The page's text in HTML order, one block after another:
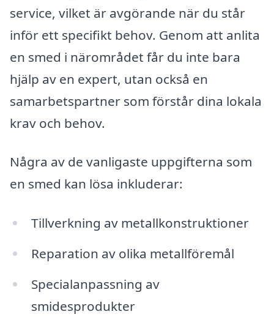
service, vilket är avgörande när du står
inför ett specifikt behov. Genom att anlita
en smed i närområdet får du inte bara
hjälp av en expert, utan också en
samarbetspartner som förstår dina lokala
krav och behov.
Några av de vanligaste uppgifterna som
en smed kan lösa inkluderar:
Tillverkning av metallkonstruktioner
Reparation av olika metallföremål
Specialanpassning av
smidesprodukter